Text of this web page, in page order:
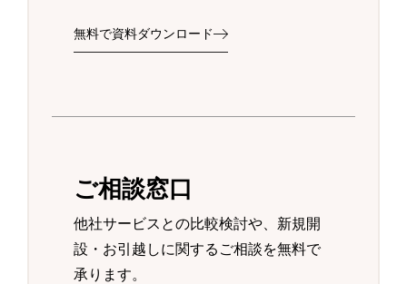
無料で資料ダウンロード
ご相談窓口
他社サービスとの比較検討や、新規開
設・お引越しに関するご相談を無料で
承ります。